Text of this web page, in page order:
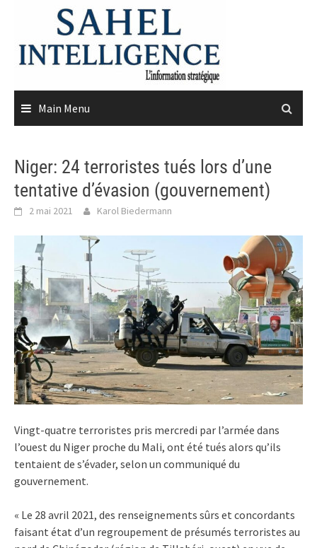
content
Main Menu
Niger: 24 terroristes tués lors d’une
tentative d’évasion (gouvernement)
2 mai 2021 Karol Biedermann
Vingt-quatre terroristes pris mercredi par l’armée dans
l’ouest du Niger proche du Mali, ont été tués alors qu’ils
tentaient de s’évader, selon un communiqué du
gouvernement.
« Le 28 avril 2021, des renseignements sûrs et concordants
faisant état d’un regroupement de présumés terroristes au